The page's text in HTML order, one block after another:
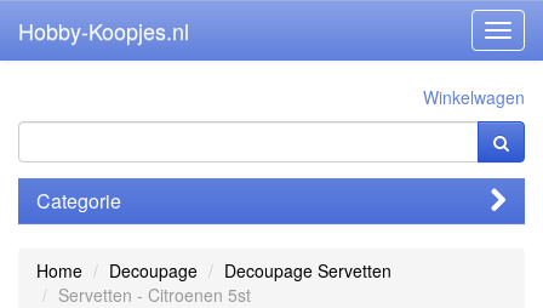
Hobby-Koopjes.nl
Winkelwagen
Categorie
Home Decoupage
Decoupage Servetten
Servetten - Citroenen 5st